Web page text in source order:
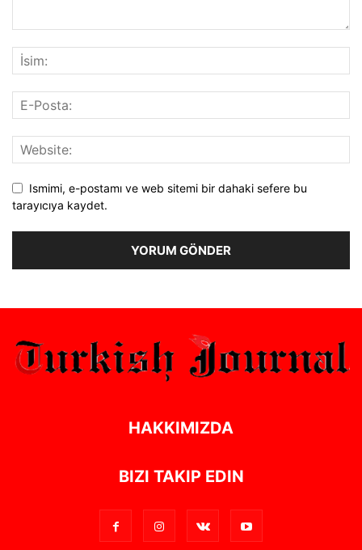
Ismimi, e-postamı ve web sitemi bir dahaki sefere bu
tarayıcıya kaydet.
HAKKIMIZDA
BIZI TAKIP EDIN